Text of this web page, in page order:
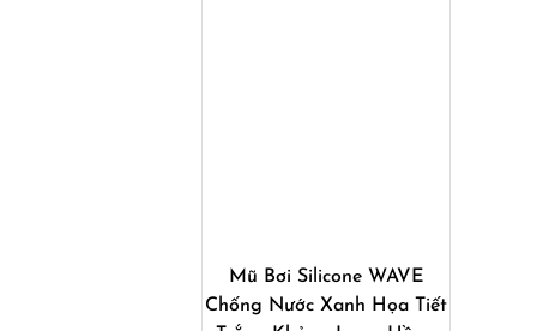
Mũ Bơi Silicone WAVE
Chống Nước Xanh Họa Tiết